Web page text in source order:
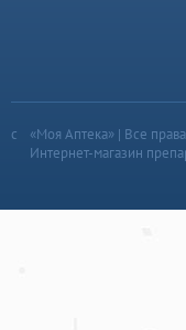
«Моя Аптека» | Все
Интернет-магазин